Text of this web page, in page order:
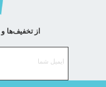
از تخفیف‌ها